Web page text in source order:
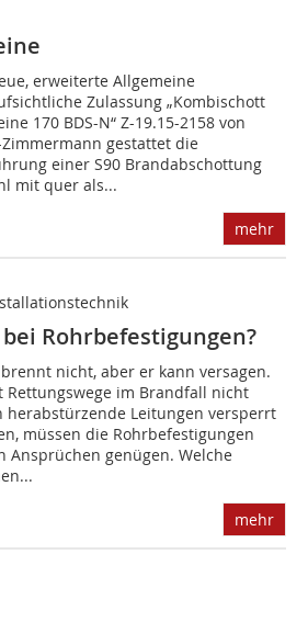
erweiterte Allgemeine
Zulassung „Kombischott
170 BDS-N“ Z-19.15-2158 von
gestattet die
einer S90 Brandabschottung
mit quer als...
mehr
Rohrbefestigungen?
nicht, aber er kann versagen.
Rettungswege im Brandfall nicht
herabstürzende Leitungen versperrt
müssen die Rohrbefestigungen
Ansprüchen genügen. Welche
mehr